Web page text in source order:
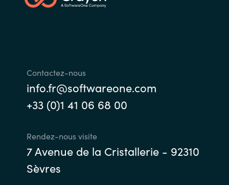
Contactez-nous
info.fr@softwareone.com
+33 (0)1 41 06 68 00
Rendez-nous visite
7 Avenue de la Cristallerie - 92310
Sèvres